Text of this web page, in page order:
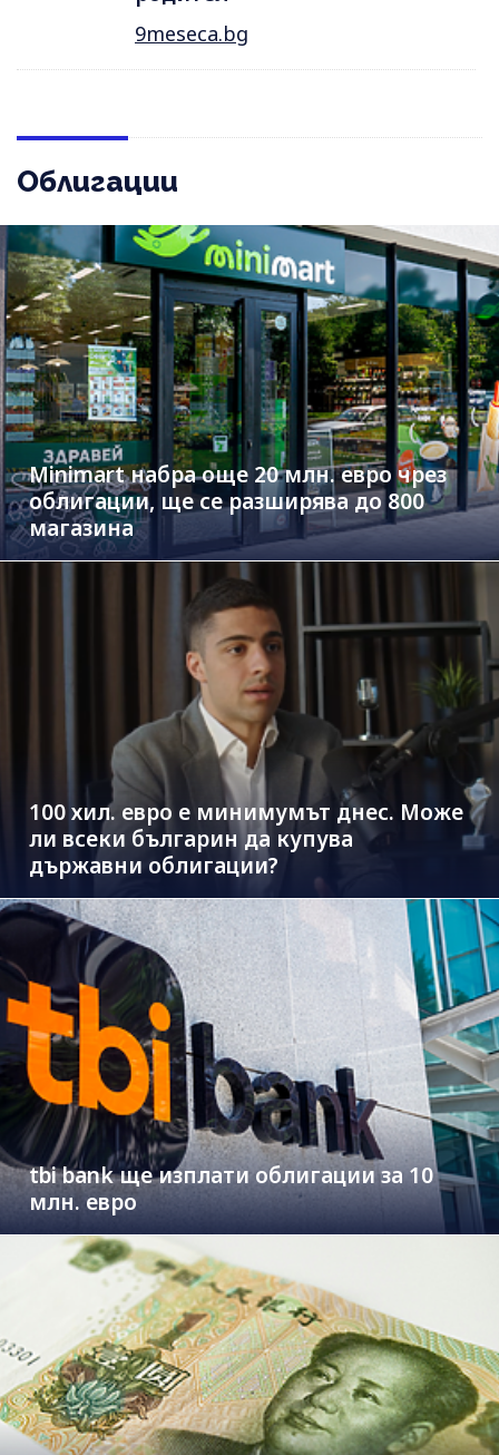
9meseca.bg
Облигации
Minimart набра още 20 млн. евро чрез
облигации, ще се разширява до 800
магазина
100 хил. евро е минимумът днес. Може
ли всеки българин да купува
държавни облигации?
tbi bank ще изплати облигации за 10
млн. евро